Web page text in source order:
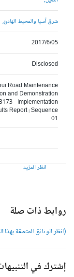
شرق آسيا والمحيط الهادئ,
2017/6/05
Disclosed
Road Maintenance
and Demonstration
- Implementation
Report : Sequence
انظر المزيد
روابط ذات صلة
(انظر الوثائق المتعلقة بهذا
إشترك في التنبيهات